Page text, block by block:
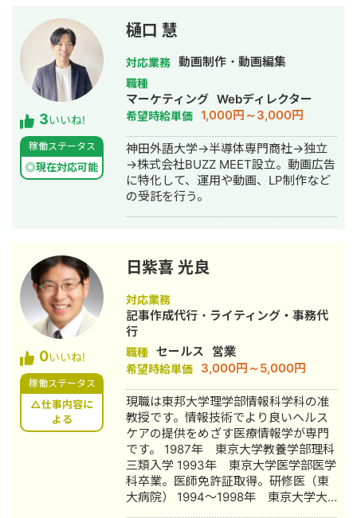
ネルを立ち上げ、1年で登録者数2万人
超えを達成 →10万再生以上の動画31本
(ショート動画ではありません) →100万
再生以上の動画4本 →200万再生以上の
動画1本 ◎投資系チャンネル(集客目的)
→1ヵ月の売上200万円以上 【メディア
出演歴】 ・StockSun 「YouTubeディ
レクター道場ch」
https://www.youtube.com/watch?
v=h0xP2XUlTGo ・StockSun 「Web
マーケティングTV【StockSun株式会
社】」 7:00～
https://www.youtube.com/watch?
TV【StockSun株式会社】」 7:44～
https://www.youtube.com/watch?
v=1Bb7eF2mmuI&t=464s ・
StockSun 「YouTubeディレクター道
場ch」 18:40～
https://www.youtube.com/watch?
v=nQOg0VVft8c&t=1120s 公式LINEは
こちら https://lin.ee/R7hIisk 無料で相
談も受け付けています。 興味がある方
は、お気軽にご連絡ください。
い者の生活支援を行う（約3年） ↓ フ
リーランスのLINE公式アカウント専門
コンサルタントとして活動する 【経
歴】 副業で、約2年間Webライター・
アフィリエイターとして活動する ↓ 実
店舗や某YouTuber（登録者数約2,500
人）のLINE公式アカウントの構築・運
用代行をし、売上を大幅にアップさせ
たことをキッカケにフリーランスの
LINEコンサルタントとして活動する。
2023年 株式会社エスプリット 代表取
締役に就任。 【主な実績】 ・LINE公式
アカウントの構築、運用、コンサル件
エイターズアカデミー SNS戦略 講師
（2022年）
3いいね!
稼働ステータス
◎現在対応可能
樋口 慧
対応業務 動画制作・動画編集
職種
マーケティング Webディレクター
希望時給単価 1,000円～3,000円
神田外語大学→半導体専門商社→独立
→株式会社BUZZ MEET設立。動画広告
に特化して、運用や動画、LP制作など
の受託を行う。
0いいね!
稼働ステータス
△仕事内容に
よる
日紫喜 光良
対応業務
記事作成代行・ライティング・事務代
行
職種 セールス 営業
希望時給単価 3,000円～5,000円
現職は東邦大学理学部情報科学科の准
教授です。情報技術でより良いヘルス
ケアの提供をめざす医療情報学が専門
です。 1987年 東京大学教養学部理科
三類入学 1993年 東京大学医学部医学
科卒業。医師免許証取得。研修医（東
大病院） 1994～1998年 東京大学大